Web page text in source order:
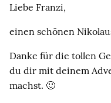
Liebe Franzi,
einen schönen
Danke für die tollen
du dir mit deinem
machst. 🙂